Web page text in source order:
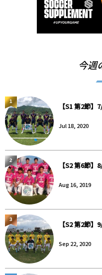
今週
【S1 第2節
Jul 18, 2020
1
【S2 第6節
Aug 16, 2019
2
【S2 第2節
Sep 22, 2020
3